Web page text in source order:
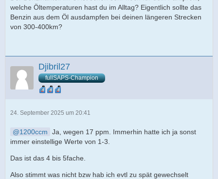
welche Öltemperaturen hast du im Alltag? Eigentlich sollte das
Benzin aus dem Öl ausdampfen bei deinen längeren Strecken
von 300-400km?
Djibril27
fullSAPS-Champion
24. September 2025 um 20:41
1200ccm
Ja, wegen 17 ppm. Immerhin hatte ich ja sonst
immer einstellige Werte von 1-3.
Das ist das 4 bis 5fache.
Also stimmt was nicht bzw hab ich evtl zu spät gewechselt